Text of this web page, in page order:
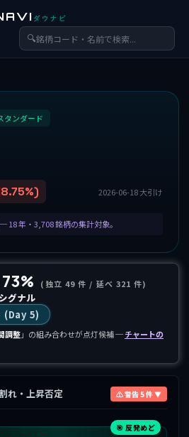
ダウナビ
🔍
タンダード
2026-06-18 大引け
18 年・3,708 銘柄の集計対象。
73% (独立 49 件 / 延べ 321 件)
グナル
(Day 5)
調整」の組み合わせが点灯候補 ─チャートの
れ・上昇否定 ⚠ 警告 5 件 ▼
🎯 反発めど